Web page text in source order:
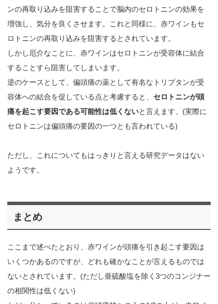
ンの再取り込みを阻害することで脳内のセロトニンの効果を
増強し、気分を良くさせます。これと同様に、赤ワインもセ
ロトニンの再取り込みを阻害するとされています。
しかし厄介なことに、赤ワインはセロトニンが受容体に結合
することすら阻害してしまいます。
逆のケースとして、偏頭痛の薬として有名なトリプタンが受
容体への結合を促している点と考慮すると、 セロトニンが頭
痛を起こす要因である可能性は低くないと言えます。(実際に
セロトニンは偏頭痛の要因の一つとも言われている)
ただし、これについてもはっきりと言える研究データはない
ようです。
まとめ
ここまで述べたとおり、赤ワインが頭痛を引き起こす要因は
いくつかあるのですが、どれも確かなことが言えるものでは
ないとされています。(ただし亜硫酸塩を除く3つのコンジナー
の相関性は低くない)